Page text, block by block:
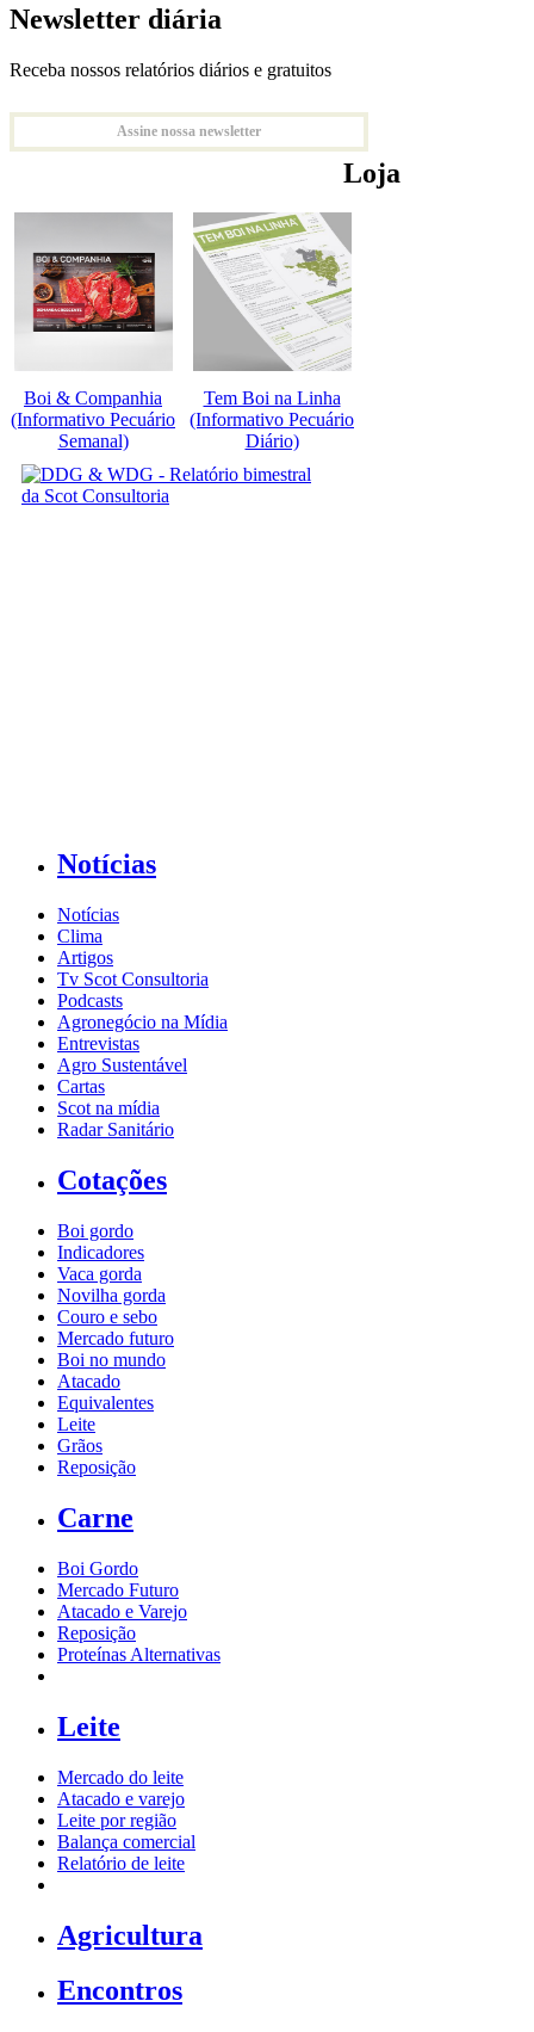
Newsletter diária
Receba nossos relatórios diários e gratuitos
Assine nossa newsletter
Loja
Boi & Companhia
(Informativo Pecuário
Semanal)
Tem Boi na Linha
(Informativo Pecuário
Diário)
Notícias
Notícias
Clima
Artigos
Tv Scot Consultoria
Podcasts
Agronegócio na Mídia
Entrevistas
Agro Sustentável
Cartas
Scot na mídia
Radar Sanitário
Cotações
Boi gordo
Indicadores
Vaca gorda
Novilha gorda
Couro e sebo
Mercado futuro
Boi no mundo
Atacado
Equivalentes
Leite
Grãos
Reposição
Carne
Boi Gordo
Mercado Futuro
Atacado e Varejo
Reposição
Proteínas Alternativas
Leite
Mercado do leite
Atacado e varejo
Leite por região
Balança comercial
Relatório de leite
Agricultura
Encontros